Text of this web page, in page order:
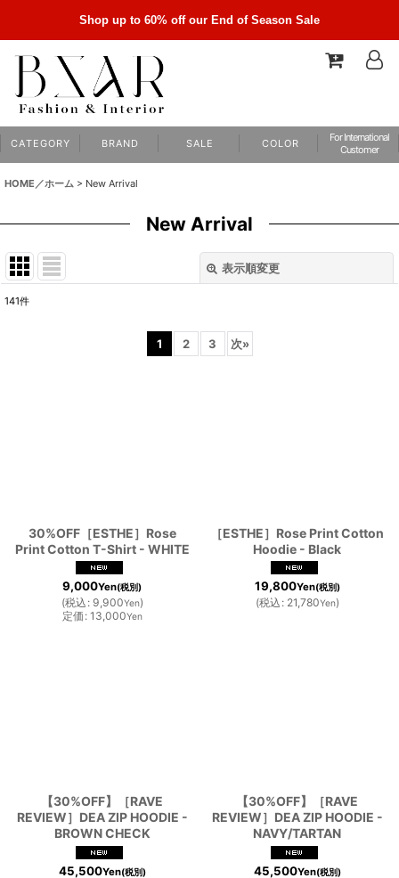
Shop up to 60% off our End of Season Sale
C A T E G O R Y B R A N D S A L E C O L O R
For International
Customer
HOME／ホーム > New Arrival
New Arrival
表示順変更
141件
1 2 3 次»
30%OFF［ESTHE］Rose
Print Cotton T-Shirt - WHITE
9,000Yen(税別)
(税込 : 9,900Yen)
定価 : 13,000Yen
［ESTHE］Rose Print Cotton
Hoodie - Black
19,800Yen(税別)
(税込 : 21,780Yen)
【30%OFF】［RAVE
REVIEW］DEA ZIP HOODIE -
BROWN CHECK
45,500Yen(税別)
【30%OFF】［RAVE
REVIEW］DEA ZIP HOODIE -
NAVY/TARTAN
45,500Yen(税別)